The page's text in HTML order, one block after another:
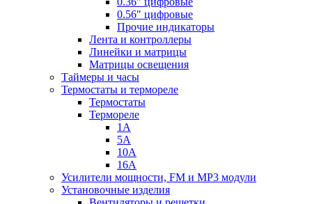
0.56" цифровые
Прочие индикаторы
Лента и контроллеры
Линейки и матрицы
Матрицы освещения
Таймеры и часы
Термостаты и термореле
Термостаты
Термореле
1А
5А
10А
16А
Усилители мощности, FM и MP3 модули
Установочные изделия